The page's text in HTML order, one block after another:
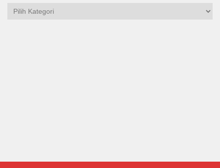
Kategori